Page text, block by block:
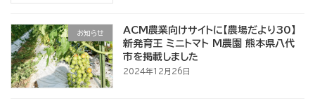
お知らせ
ACM農業向けサイトに【農場だより30】
新発育王 ミニトマト M農園 熊本県八代
市を掲載しました
2024年12月26日